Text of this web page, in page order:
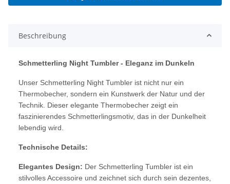
Beschreibung
Schmetterling Night Tumbler - Eleganz im Dunkeln
Unser Schmetterling Night Tumbler ist nicht nur ein
Thermobecher, sondern ein Kunstwerk der Natur und der
Technik. Dieser elegante Thermobecher zeigt ein
faszinierendes Schmetterlingsmotiv, das in der Dunkelheit
lebendig wird.
Technische Details:
Elegantes Design: Der Schmetterling Tumbler ist ein
stilvolles Accessoire und zeichnet sich durch sein dezentes,